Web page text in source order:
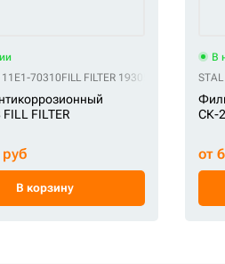
11E1-70310FILL FILTER 1930549 FILL FILTER
FILTER
руб
В корзину
В
СК-
от